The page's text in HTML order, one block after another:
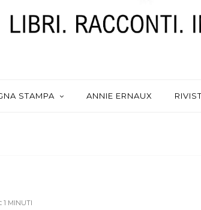
STAMPA ANNIE ERNAUX
1 MINUTI